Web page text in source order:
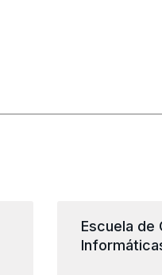
Escuela de